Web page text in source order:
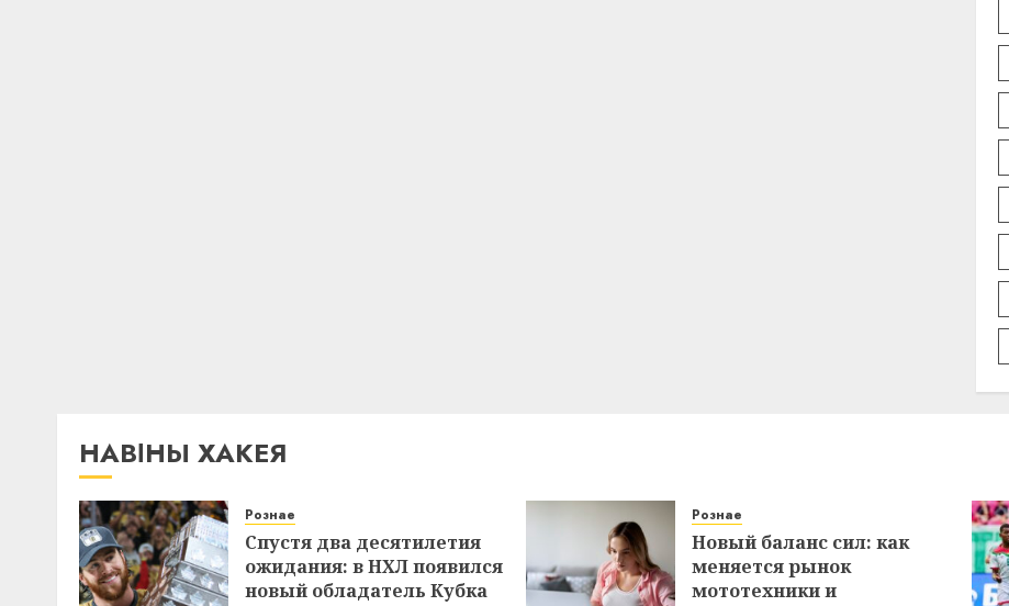
НАВІНЫ ХАКЕЯ
Рознае
Спустя два десятилетия
ожидания: в НХЛ появился
новый обладатель Кубка
Рознае
Новый баланс сил: как
меняется рынок
мототехники и